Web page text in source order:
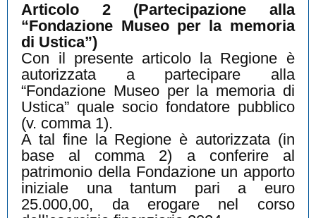
Articolo 2 (Partecipazione alla
“Fondazione Museo per la memoria
di Ustica”)
Con il presente articolo la Regione è
autorizzata a partecipare alla
“Fondazione Museo per la memoria di
Ustica” quale socio fondatore pubblico
(v. comma 1).
A tal fine la Regione è autorizzata (in
base al comma 2) a conferire al
patrimonio della Fondazione un apporto
iniziale una tantum pari a euro
25.000,00, da erogare nel corso